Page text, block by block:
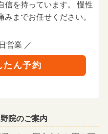
信を持っています。 慢性
までお任せください。
営業 ／
たん予約
院のご案内